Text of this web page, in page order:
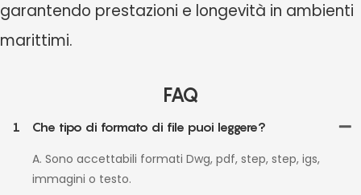
garantendo prestazioni e longevità in ambienti
marittimi.
FAQ
1
Che tipo di formato di file puoi leggere?
A. Sono accettabili formati Dwg, pdf, step, step, igs,
immagini o testo.